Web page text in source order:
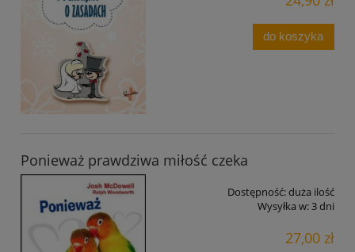
do koszyka
Ponieważ prawdziwa miłość czeka
Dostępność:duża ilość
Wysyłka w:3 dni
27,00 zł